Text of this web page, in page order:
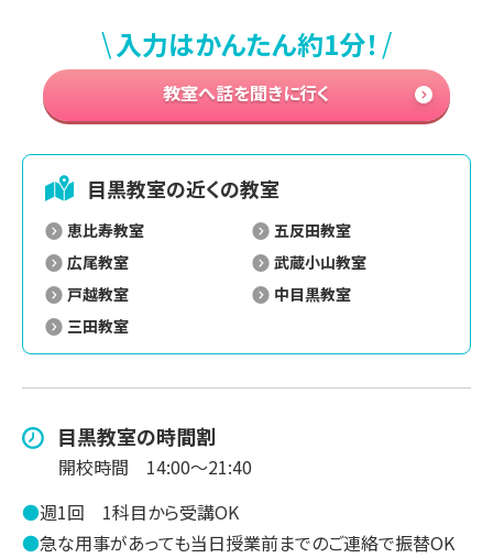
\ 入力はかんたん約1分！ /
教室へ話を聞きに行く
目黒教室の近くの教室
恵比寿教室
五反田教室
広尾教室
武蔵小山教室
戸越教室
中目黒教室
三田教室
目黒教室の時間割
開校時間
14:00～21:40
●週1回
1科目から受講OK
●急な用事があっても当日授業前までのご連絡で振替OK